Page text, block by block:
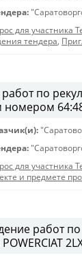
для участника
тендера,
по
номером
для участника
и предмете
работ